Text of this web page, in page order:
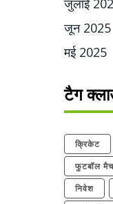
जुलाई
जून 2025
मई 2025
टैग
क्रिकेट
फुटबॉल मैच
निवेश